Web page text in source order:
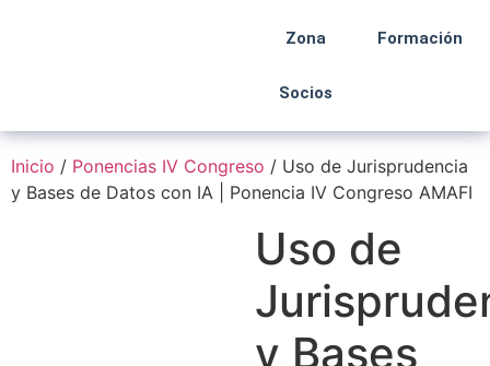
Zona
Socios
Formación
Inicio / Ponencias IV Congreso / Uso de Jurisprudencia
y Bases de Datos con IA | Ponencia IV Congreso AMAFI
Uso de
y Bases